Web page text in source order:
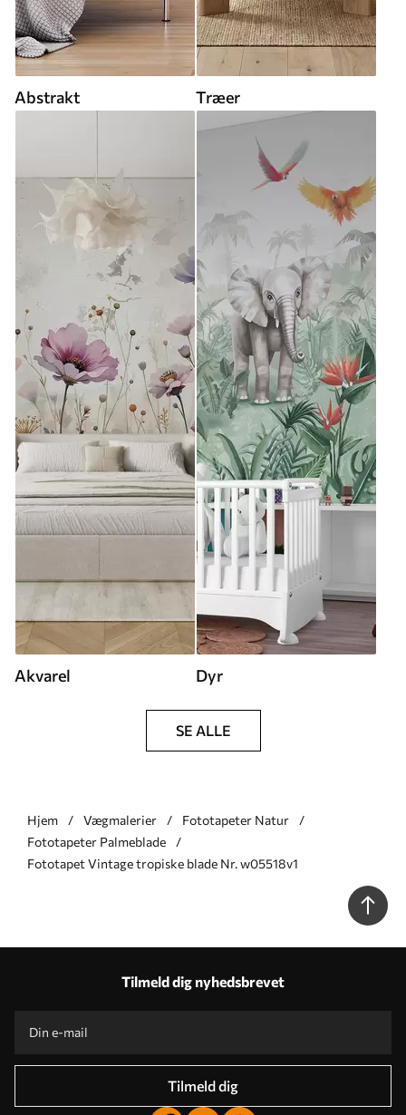
Abstrakt Træer
Akvarel Dyr
SE ALLE
Hjem Vægmalerier
Fototapeter Natur
Fototapeter Palmeblade
Fototapet Vintage tropiske blade Nr. w05518v1
Tilmeld dig nyhedsbrevet
Tilmeld dig